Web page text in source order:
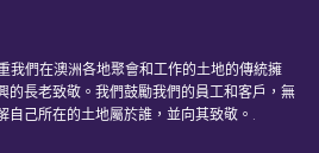
我們在澳洲各地聚會和工作的土地的傳統擁
的長老致敬。我們鼓勵我們的員工和客戶，無
自己所在的土地屬於誰，並向其致敬。.